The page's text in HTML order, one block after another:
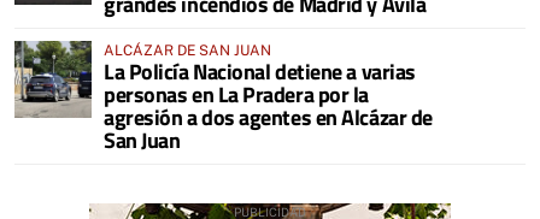
ALCÁZAR DE SAN JUAN
La Policía Nacional detiene a varias
personas en La Pradera por la
agresión a dos agentes en Alcázar de
San Juan